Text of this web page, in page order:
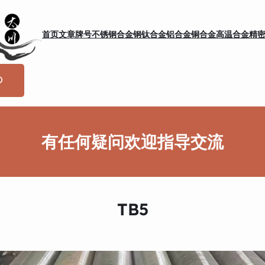
首页文章牌号不锈钢合金钢钛合金铝合金铜合金高温合金精
有任何疑问欢迎指导交流
TB5